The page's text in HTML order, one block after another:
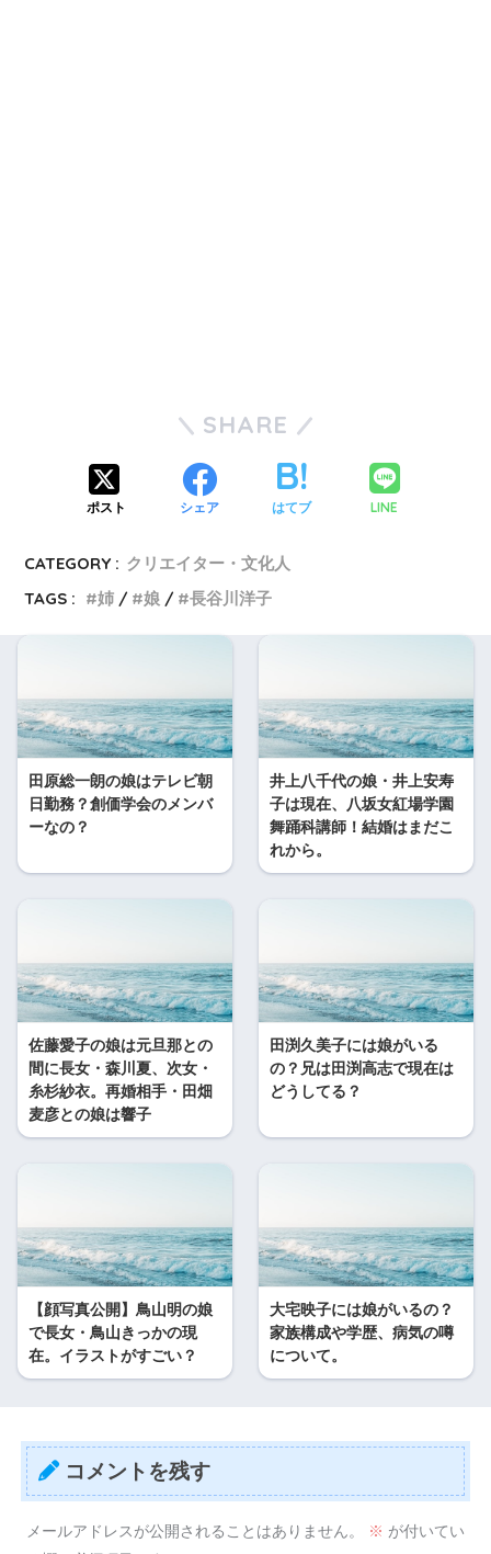
SHARE
ポスト シェア はてブ LINE
CATEGORY : クリエイター・文化人
TAGS :
姉 娘 長谷川洋子
田原総一朗の娘はテレビ朝
日勤務？創価学会のメンバ
ーなの？
井上八千代の娘・井上安寿
子は現在、八坂女紅場学園
舞踊科講師！結婚はまだこ
れから。
佐藤愛子の娘は元旦那との
間に長女・森川夏、次女・
糸杉紗衣。再婚相手・田畑
麦彦との娘は響子
田渕久美子には娘がいる
の？兄は田渕高志で現在は
どうしてる？
【顔写真公開】鳥山明の娘
で長女・鳥山きっかの現
在。イラストがすごい？
大宅映子には娘がいるの？
家族構成や学歴、病気の噂
について。
コメントを残す
メールアドレスが公開されることはありません。 ※ が付いてい